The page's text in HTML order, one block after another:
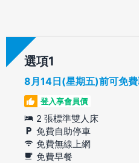
選項
8月14日(星期五)前可免
登入享會員價
2 張標準雙人床
免費自助停車
免費無線上網
免費早餐